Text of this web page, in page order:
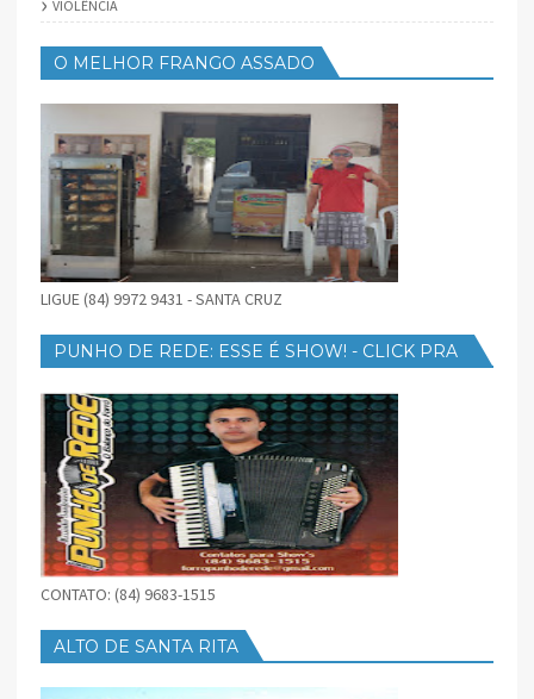
VIOLÊNCIA
O MELHOR FRANGO ASSADO
LIGUE (84) 9972 9431 - SANTA CRUZ
PUNHO DE REDE: ESSE É SHOW! - CLICK PRA
CONTATO: (84) 9683-1515
ALTO DE SANTA RITA